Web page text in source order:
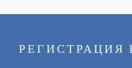
РЕГИСТРАЦИЯ